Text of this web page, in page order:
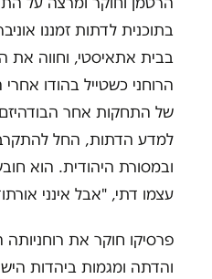
בתוכנית לדתות זמננו
בבית אתאיסטי, וחווה את
הרוחני כשטייל בהודו
של התחקות אחר הבודהיזם,
למדע הדתות, החל
ובמסורת היהודית. הוא
עצמו דתי, "אבל אינני
פרסיקו חוקר את רוחניותה
והדתה ומגמות ביהדות